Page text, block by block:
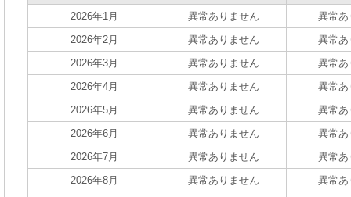
2026年1月
異常ありません
異常あ
2026年2月
異常ありません
異常あ
2026年3月
異常ありません
異常あ
2026年4月
異常ありません
異常あ
2026年5月
異常ありません
異常あ
2026年6月
異常ありません
異常あ
2026年7月
異常ありません
異常あ
2026年8月
異常ありません
異常あ